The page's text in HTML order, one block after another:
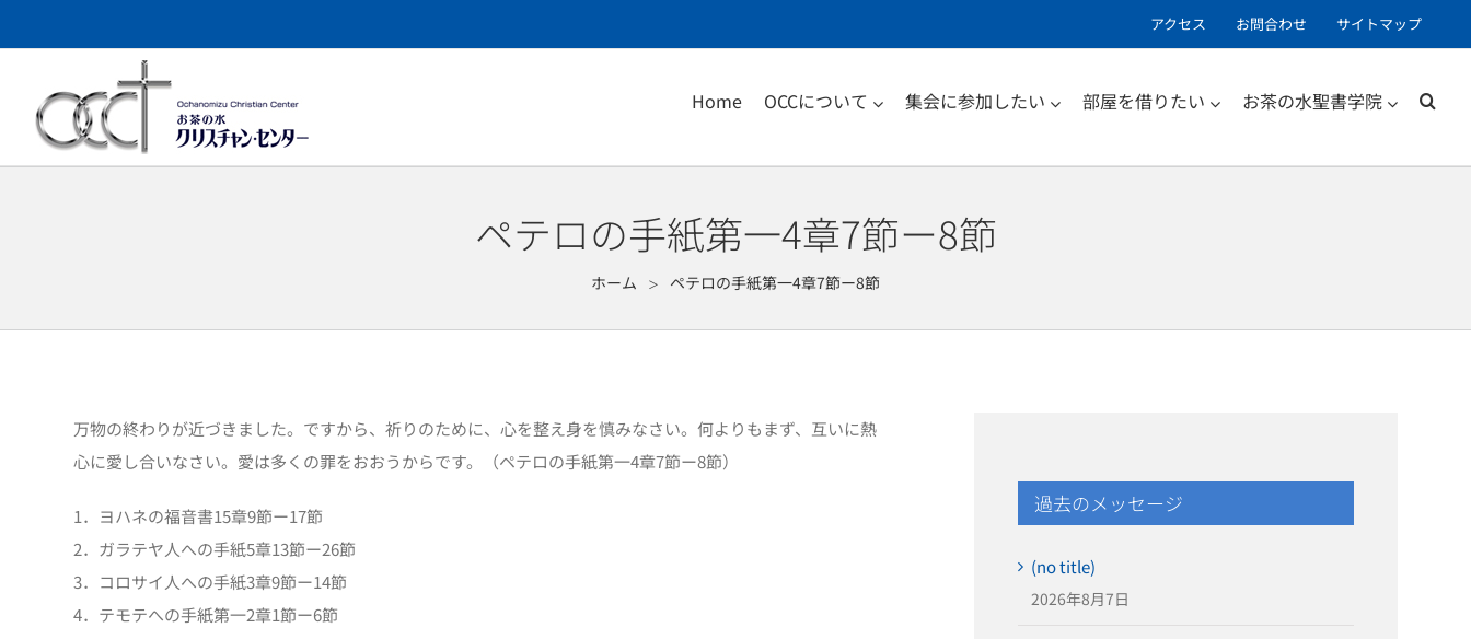
to
アクセス お問合わせ サイトマップ
Home OCCについて 集会に参加したい 部屋を借りたい お茶の水聖書学院
ペテロの手紙第一4章7節ー8節
ホーム ＞ ペテロの手紙第一4章7節ー8節
万物の終わりが近づきました。ですから、祈りのために、心を整え身を慎みなさい。何よりもまず、互いに熱
心に愛し合いなさい。愛は多くの罪をおおうからです。（ペテロの手紙第一4章7節ー8節）
1．ヨハネの福音書15章9節ー17節
2．ガラテヤ人への手紙5章13節ー26節
3．コロサイ人への手紙3章9節ー14節
4．テモテへの手紙第一2章1節ー6節
過去のメッセージ
(no title)
2026年8月7日